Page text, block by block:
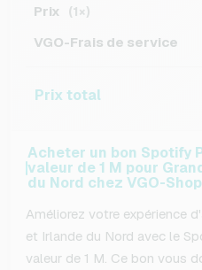
Prix (1×)
VGO-Frais de service
Prix total
Acheter un bon Spotify
valeur de 1 M pour
du Nord chez VGO-Shop
Améliorez votre expérience
et Irlande du Nord avec le
valeur de 1 M. Ce bon vous